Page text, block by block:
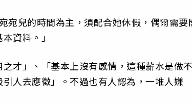
宛兒的時間為主，須配合她休假，偶爾需要
資料。」
才」、「基本上沒有感情，這種薪水是做
人去應徵」。不過也有人認為，一堆人嫌